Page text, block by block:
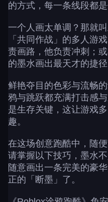
的方式，每一条线段都
一个人画太单调？那就
「共同作战」的多人游
责画路，他负责冲刺；
的墨水画出最天才的捷径
鲜艳夺目的色彩与流畅
鸦与跳跃都充满打击感
是生存关键，这让游戏
趣。
在这场创意跑酷中，随
请掌握以下技巧，墨水
随意画出一条完美的豪
正的「断墨」了。